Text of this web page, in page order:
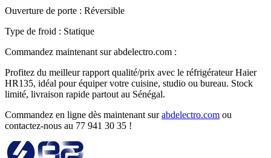
Ouverture de porte : Réversible
Type de froid : Statique
Commandez maintenant sur abdelectro.com :
Profitez du meilleur rapport qualité/prix avec le réfrigérateur Haier
HR135, idéal pour équiper votre cuisine, studio ou bureau. Stock
limité, livraison rapide partout au Sénégal.
Commandez en ligne dès maintenant surabdelectro.com ou
contactez-nous au 77 941 30 35 !